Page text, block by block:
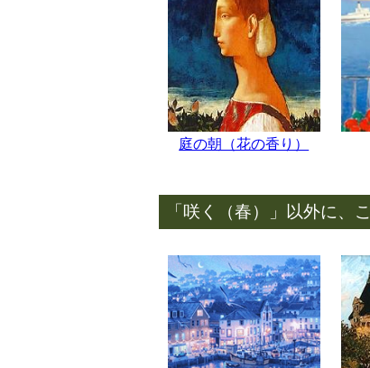
庭の朝（花の香り）
「咲く（春）」以外に、